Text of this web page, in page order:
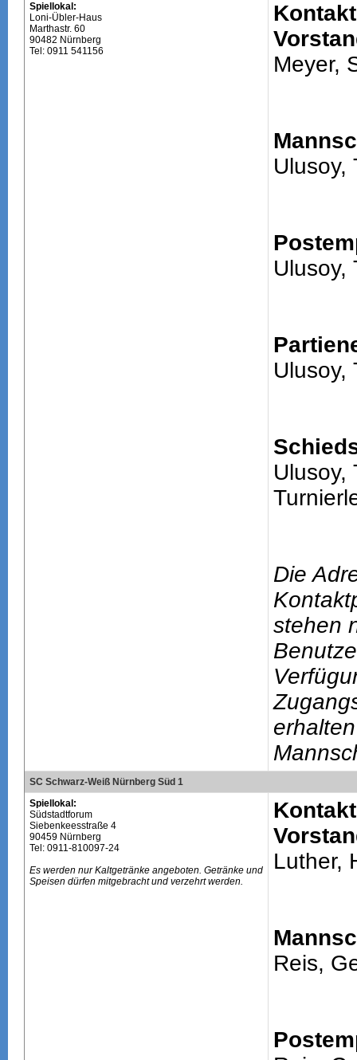
Spiellokal:
Loni-Übler-Haus
Marthastr. 60
90482 Nürnberg
Tel: 0911 541156
Meyer,
Ulusoy,
Ulusoy,
Ulusoy,
Ulusoy,
Die
stehen
SC Schwarz-Weiß Nürnberg Süd 1
Spiellokal:
Südstadtforum
Siebenkeesstraße 4
90459 Nürnberg
Tel: 0911-810097-24
Es werden nur Kaltgetränke angeboten. Getränke und
Speisen dürfen mitgebracht und verzehrt werden.
Luther,
Reis,